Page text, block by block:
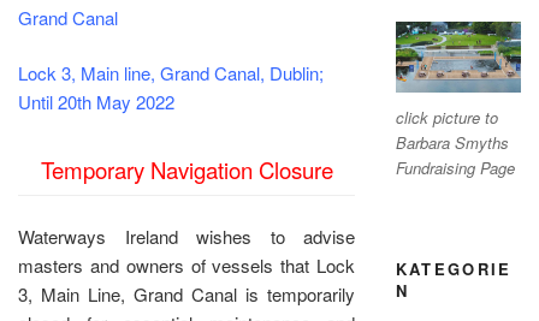
Grand Canal
Lock 3, Main line, Grand Canal, Dublin;
Until 20th May 2022
Temporary Navigation Closure
Waterways Ireland wishes to advise
masters and owners of vessels that Lock
3, Main Line, Grand Canal is temporarily
click picture to
Barbara Smyths
Fundraising Page
KATEGORIE
N